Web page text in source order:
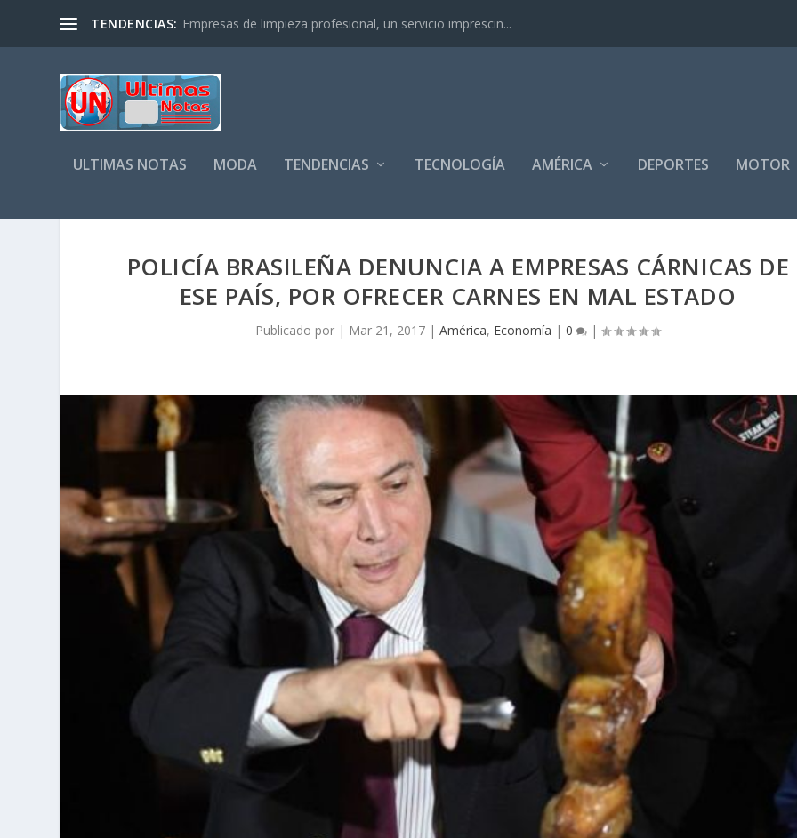
TENDENCIAS: Empresas de limpieza profesional, un servicio imprescin...
ULTIMAS NOTAS MODA TENDENCIAS TECNOLOGÍA AMÉRICA DEPORTES MOTOR
POLICÍA BRASILEÑA DENUNCIA A EMPRESAS CÁRNICAS DE
ESE PAÍS, POR OFRECER CARNES EN MAL ESTADO
Publicado por | Mar 21, 2017 |América, Economía |0 |